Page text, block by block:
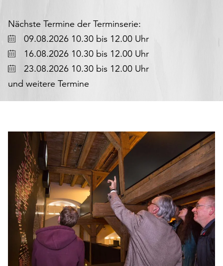
den
Betrieb
der
Seite
notwendig
sind
solche,
lediglich
anonymen
Statistikzwecken
genutzt
werden.
Klicken
auf
Nächste Termine der Terminserie:
Datum09.08.2026 10.30 bis 12.00 Uhr
Datum16.08.2026 10.30 bis 12.00 Uhr
Datum23.08.2026 10.30 bis 12.00 Uhr
und weitere Termine